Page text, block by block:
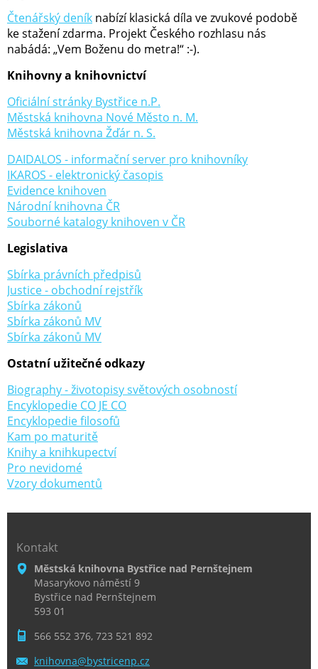
Čtenářský deník nabízí klasická díla ve zvukové podobě
ke stažení zdarma. Projekt Českého rozhlasu nás
nabádá: „Vem Boženu do metra!“ :-).
Knihovny a knihovnictví
Oficiální stránky Bystřice n.P.
Městská knihovna Nové Město n. M.
Městská knihovna Žďár n. S.
DAIDALOS - informační server pro knihovníky
IKAROS - elektronický časopis
Evidence knihoven
Národní knihovna ČR
Souborné katalogy knihoven v ČR
Legislativa
Sbírka právních předpisů
Justice - obchodní rejstřík
Sbírka zákonů
Sbírka zákonů MV
Sbírka zákonů MV
Ostatní užitečné odkazy
Biography - životopisy světových osobností
Encyklopedie CO JE CO
Encyklopedie filosofů
Kam po maturitě
Knihy a knihkupectví
Pro nevidomé
Vzory dokumentů
Kontakt
Městská knihovna Bystřice nad Pernštejnem
Masarykovo náměstí 9
Bystřice nad Pernštejnem
593 01
566 552 376, 723 521 892
knihovna@bystricenp.cz